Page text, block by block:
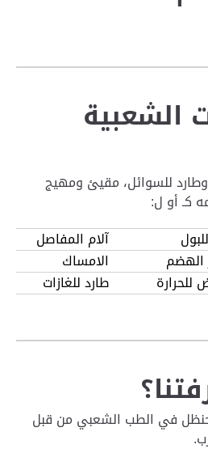
الشعبية
للسوائل، مقيئ ومهيج
كـ أو ل:
آلام المفاصل
الامساك
طارد للغازات
في الطب الشعبي من قبل